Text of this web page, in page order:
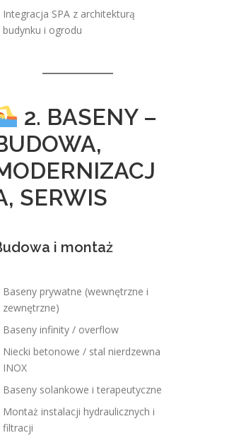
Integracja SPA z architekturą
budynku i ogrodu
2. BASENY –
SERWIS
i montaż
Baseny prywatne (wewnętrzne i
zewnętrzne)
Baseny infinity / overflow
Niecki betonowe / stal nierdzewna
INOX
Baseny solankowe i terapeutyczne
Montaż instalacji hydraulicznych i
filtracji